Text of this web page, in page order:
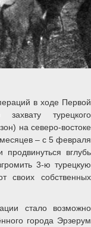
в ходе Первой
турецкого
на северо-востоке
– с 5 февраля
вглубь
3-ю турецкую
своих собственных
стало возможно
города Эрзерум